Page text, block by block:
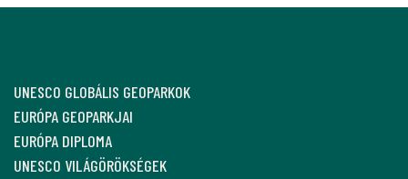
UNESCO GLOBÁLIS GEOPARKOK
EURÓPA GEOPARKJAI
EURÓPA DIPLOMA
UNESCO VILÁGÖRÖKSÉGEK